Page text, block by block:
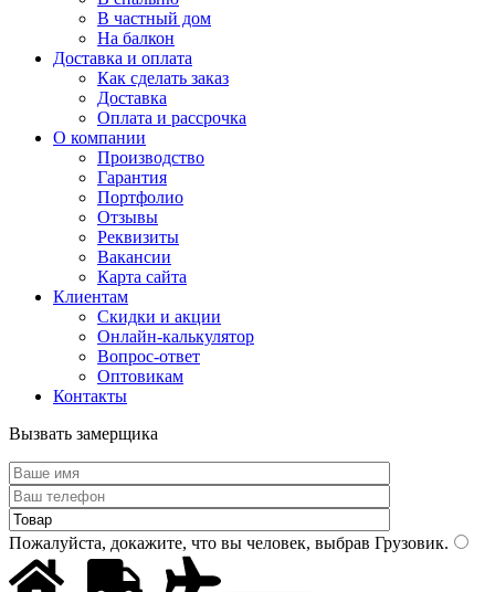
В частный дом
На балкон
Доставка и оплата
Как сделать заказ
Доставка
Оплата и рассрочка
О компании
Производство
Гарантия
Портфолио
Отзывы
Реквизиты
Вакансии
Карта сайта
Клиентам
Скидки и акции
Онлайн-калькулятор
Вопрос-ответ
Оптовикам
Контакты
Вызвать замерщика
Пожалуйста, докажите, что вы человек, выбрав Грузовик.